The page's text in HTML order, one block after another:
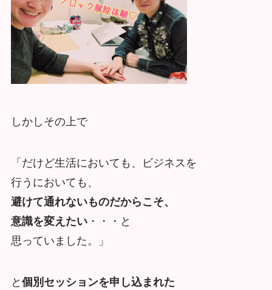
しかしその上で
「だけど生活においても、ビジネスを
行うにおいても、
避けて通れないものだからこそ、
意識を変えたい・・・と
思っていました。」
と 個別セッションを申し込まれた